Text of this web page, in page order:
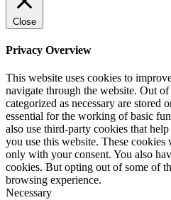
Close
Privacy Overview
This website uses cookies to
navigate through the website. Out of
categorized as necessary are stored
essential for the working of basic
also use third-party cookies that
you use this website. These
only with your consent. You also
cookies. But opting out of some of
browsing experience.
Necessary